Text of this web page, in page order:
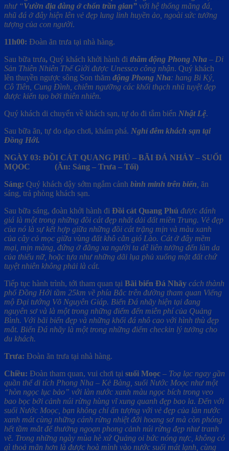
như “Vườn địa đàng ở chốn trần gian” với hệ thống măng đá,
nhũ đá ở đây hiện lên vẻ đẹp lung linh huyền ảo, ngoài sức tưởng
tượng của con người.
11h00: Đoàn ăn trưa tại nhà hàng.
Sau bữa trưa, Quý khách khởi hành đi thăm động Phong Nha – Di
Sản Thiên Nhiên Thế Giới được Unessco công nhận. Quý khách
lên thuyền ngược sông Son thăm động Phong Nha: hang Bi Ký,
Cô Tiên, Cung Đình, chiêm ngưỡng các khối thạch nhũ tuyệt đẹp
được kiến tạo bởi thiên nhiên.
Quý khách di chuyển về khách sạn, tự do đi tắm biển Nhật Lệ.
Sau bữa ăn, tự do dạo chơi, khám phá. Nghỉ đêm khách sạn tại
Đồng Hới.
NGÀY 03: ĐỒI CÁT QUANG PHÚ – BÃI ĐÁ NHẢY – SUỐI
MỌOC (Ăn: Sáng – Trưa – Tối)
Sáng: Quý khách dậy sớm ngắm cảnh bình minh trên biển ăn
sáng, trả phòng khách sạn.
Sau bữa sáng, đoàn khởi hành đi Đồi cát Quang Phú được đánh
giá là một trong những đồi cát đẹp nhất dải đất miền Trung. Vẻ đẹp
của nó là sự kết hợp giữa những đồi cát trặng mịn và màu xanh
của cây cỏ mọc giữa vùng đất khô cằn gió Lào. Cát ở đây mềm
mại, mịn màng, đứng ở đằng xa người ta dễ liên tưởng đến làn da
của thiếu nữ, hoặc tựa như những dãi lụa phủ xuống mặt đất chứ
tuyệt nhiên không phải là cát.
Tiếp tục hành trình, tới tham quan tại Bãi biển Đá Nhãy cách thành
phố Đồng Hới tầm 25km về phía Bắc trên đường tham quan Viếng
mộ Đại tướng Võ Nguyên Giáp. Biển Đá nhãy hiện tại đang
nguyên sơ và là một trong những điểm đến miễn phí của Quảng
Bình. Với bãi biển đẹp và những khối đá nhô cao với hình thù đẹp
mắt. Biển Đá nhãy là một trong những điểm checkin lý tưởng cho
du khách.
Trưa: Đoàn ăn trưa tại nhà hàng.
Chiều: Đoàn tham quan, vui chơi tại suối Moọc – Toạ lạc ngay gần
quần thể di tích Phong Nha – Kẻ Bàng, suối Nước Moọc như một
“hòn ngọc lục bảo” với làn nước xanh màu ngọc bích trong veo
bao bọc bởi cảnh núi rừng hùng vĩ xung quanh đẹp bao la. Đến với
suối Nước Moọc, bạn không chỉ ấn tượng với vẻ đẹp của làn nước
xanh mát cùng những cánh rừng nhiệt đới hoang sơ mà còn phóng
hết tầm mắt để thưởng ngoạn phong cảnh núi rừng đẹp như tranh
vẽ. Trong những ngày mùa hè xứ Quảng oi bức nóng nực, không có
gì thoả mãn hơn là được hoà mình vào nước suối mát lạnh, cùng